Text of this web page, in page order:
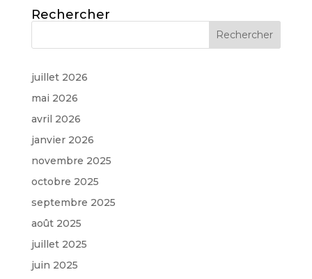
Rechercher
juillet 2026
mai 2026
avril 2026
janvier 2026
novembre 2025
octobre 2025
septembre 2025
août 2025
juillet 2025
juin 2025